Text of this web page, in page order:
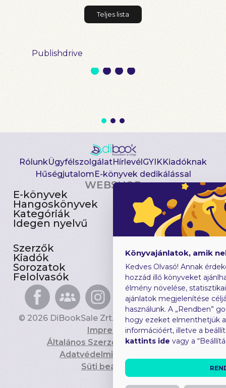
Teljes lista
Publishdrive
RólunkÜgyfélszolgálatHírlevél GYIKKiadóknak
Hűségjutalom E-könyvek dedikálással
WEBSHOP
E-könyvek
Hangoskönyvek
Kategóriák
Idegen nyelvű
Csomagajánlatok
Akciósak
Előjegyezhetők
Újdonságok
Szerzők
Kiadók
Sorozatok
Felolvasók
Gyerekkönyvek
Heti toplista
Ajándékutalvány
Blog
© 2026 DiBookSale Zrt. Minden jog fenntartva.
Impresszum
Általános Szerződési Feltételek
Adatvédelmi Tájékoztató
Süti beállítások
Könyvajánlatok, amik
Kedves Olvasó! Annak
hozzád illő könyveket
élmény növelése,
ajánlatok megjelenítése
használunk. A „Rendben”
hogy ezeket elmenthetjük
információért, illetve a
kattints ide vagy a